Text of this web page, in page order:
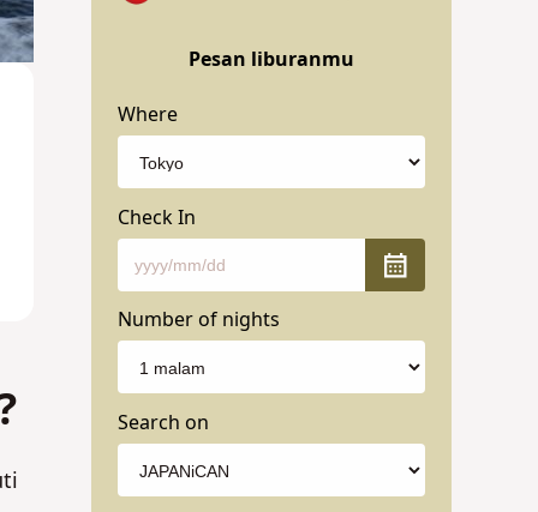
Pesan liburanmu
Where
Check In
Number of nights
Search on